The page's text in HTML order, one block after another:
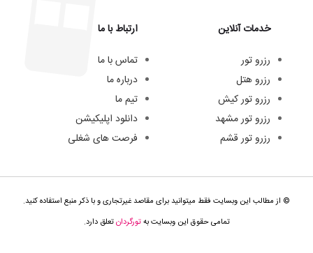
خدمات آنلاین
رزرو تور
رزرو هتل
رزرو تور کیش
رزرو تور مشهد
رزرو تور قشم
ارتباط با ما
تماس با ما
درباره ما
تیم ما
دانلود اپلیکیشن
فرصت های شغلی
© از مطالب این وبسایت فقط میتوانید برای مقاصد غیرتجاری و با ذکر منبع استفاده کنید.
تمامی حقوق این وبسایت بهتورگردانتعلق دارد.